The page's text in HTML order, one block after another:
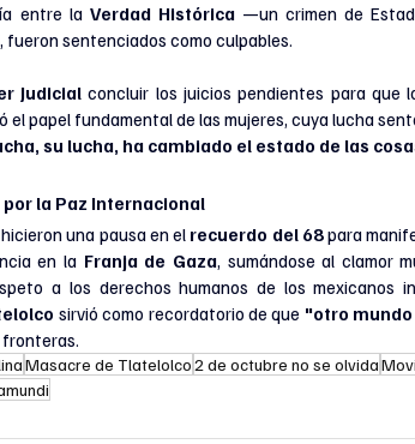
entre la Verdad Histórica —un crimen de
fueron sentenciados como culpables.
Judicial concluir los juicios pendientes para que
el papel fundamental de las mujeres, cuya lucha
su lucha, ha cambiado el estado de las
la Paz Internacional
una pausa en el recuerdo del 68 para
en la Franja de Gaza, sumándose al clamor
a los derechos humanos de los mexicanos
sirvió como recordatorio de que "otro
fronteras.
Masacre de Tlatelolco2 de octubre no se olvida